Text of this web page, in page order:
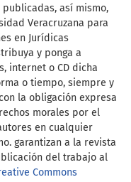
así mismo,
Veracruzana para
en Jurídicas
y ponga a
internet o CD dicha
o tiempo, siempre y
la obligación expresa
morales por el
en cualquier
garantizan a la revista
del trabajo al
Commons